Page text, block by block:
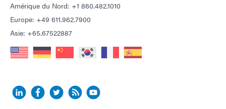
Amérique du Nord: +1 860.482.1010
Europe: +49 611.962.7900
Asie: +65.67522887